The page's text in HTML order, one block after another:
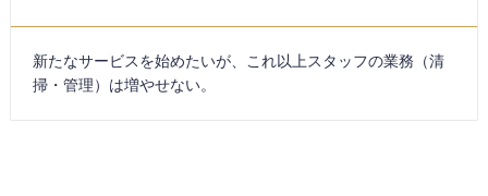
新たなサービスを始めたいが、これ以上スタッフの業務（清
掃・管理）は増やせない。